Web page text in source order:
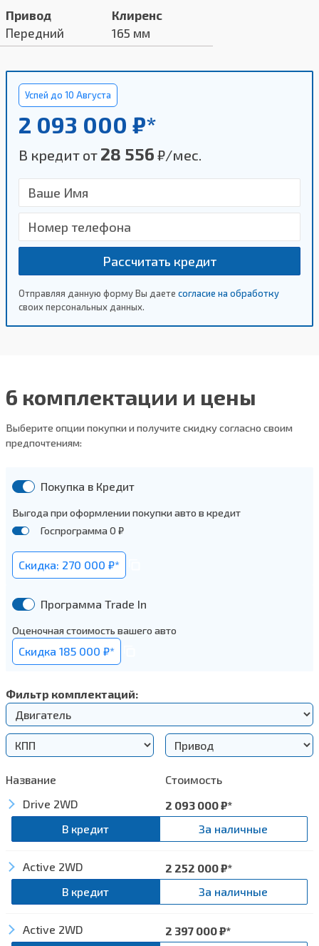
Привод
Передний
Клиренс
165 мм
Успей до 10 Августа
2 093 000 ₽*
В кредит от 28 556 ₽/мес.
Рассчитать кредит
Отправляя данную форму Вы даете согласие на обработку
своих персональных данных.
6 комплектации и цены
Выберите опции покупки и получите скидку согласно своим
предпочтениям:
Покупка в Кредит
Выгода при оформлении покупки авто в кредит
Госпрограмма 0 ₽
Скидка: 270 000 ₽*
Программа Trade In
Оценочная стоимость вашего авто
Cкидка 185 000 ₽*
Фильтр комплектаций:
Название
Стоимость
Drive 2WD
2 093 000₽*
В кредит
За наличные
Интерьер
Материал обивки салона — ткань
Экстерьер
Active 2WD 2 252 000₽*
В кредит
За наличные
Интерьер
Active 2WD 2 397 000₽*